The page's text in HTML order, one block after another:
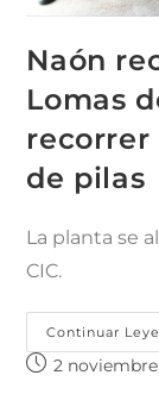
Naón
Lomas
recorrer
de pilas
La planta se
CIC.
Continuar
2